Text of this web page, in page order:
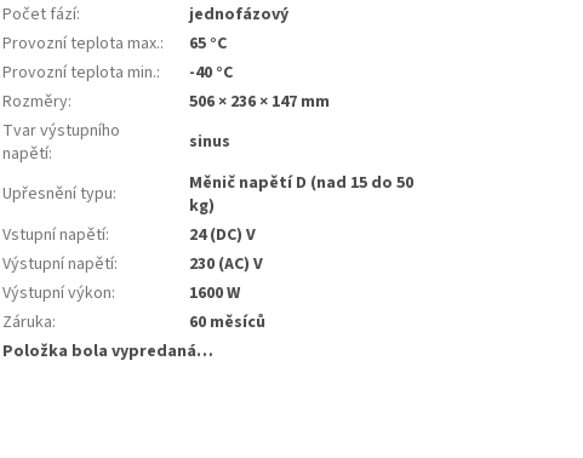
Počet fází:
jednofázový
Provozní teplota max.:
65 °C
Provozní teplota min.:
-40 °C
Rozměry:
506 × 236 × 147 mm
Tvar výstupního
napětí: sinus
Upřesnění typu:
Měnič napětí D (nad 15 do 50
kg)
Vstupní napětí:
24 (DC) V
Výstupní napětí:
230 (AC) V
Výstupní výkon:
1600 W
Záruka:
60 měsíců
Položka bola vypredaná…